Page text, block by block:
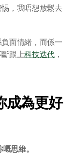
，我唔想放鬆去
面情緒，而係一
跟上科技迭代 ，
成為更好
思維。